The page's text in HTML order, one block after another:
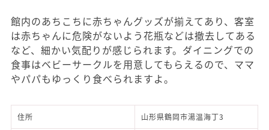
館内のあちこちに赤ちゃんグッズが揃えてあり、客室
は赤ちゃんに危険がないよう花瓶などは撤去してある
など、細かい気配りが感じられます。ダイニングでの
食事はベビーサークルを用意してもらえるので、ママ
やパパもゆっくり食べられますよ。
住所 山形県鶴岡市湯温海丁3